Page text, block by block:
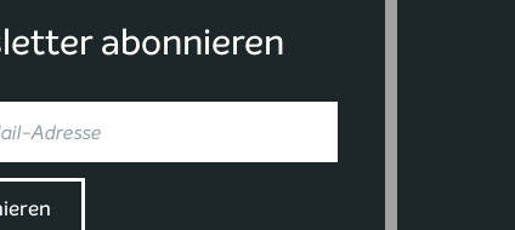
abonnieren